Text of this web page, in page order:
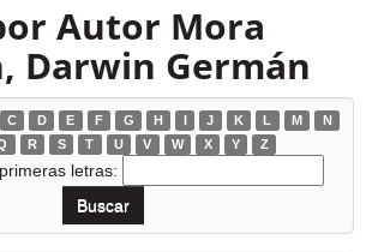
Autor Mora
Darwin Germán
C D E F G H I J K L M
N
R S T U V W X Y Z
letras: